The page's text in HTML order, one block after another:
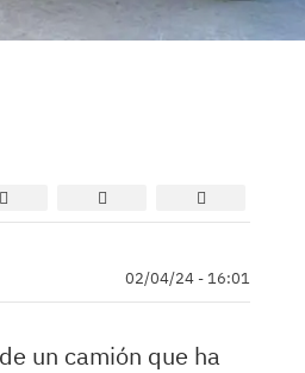
02/04/24 - 16:01
un camión que ha